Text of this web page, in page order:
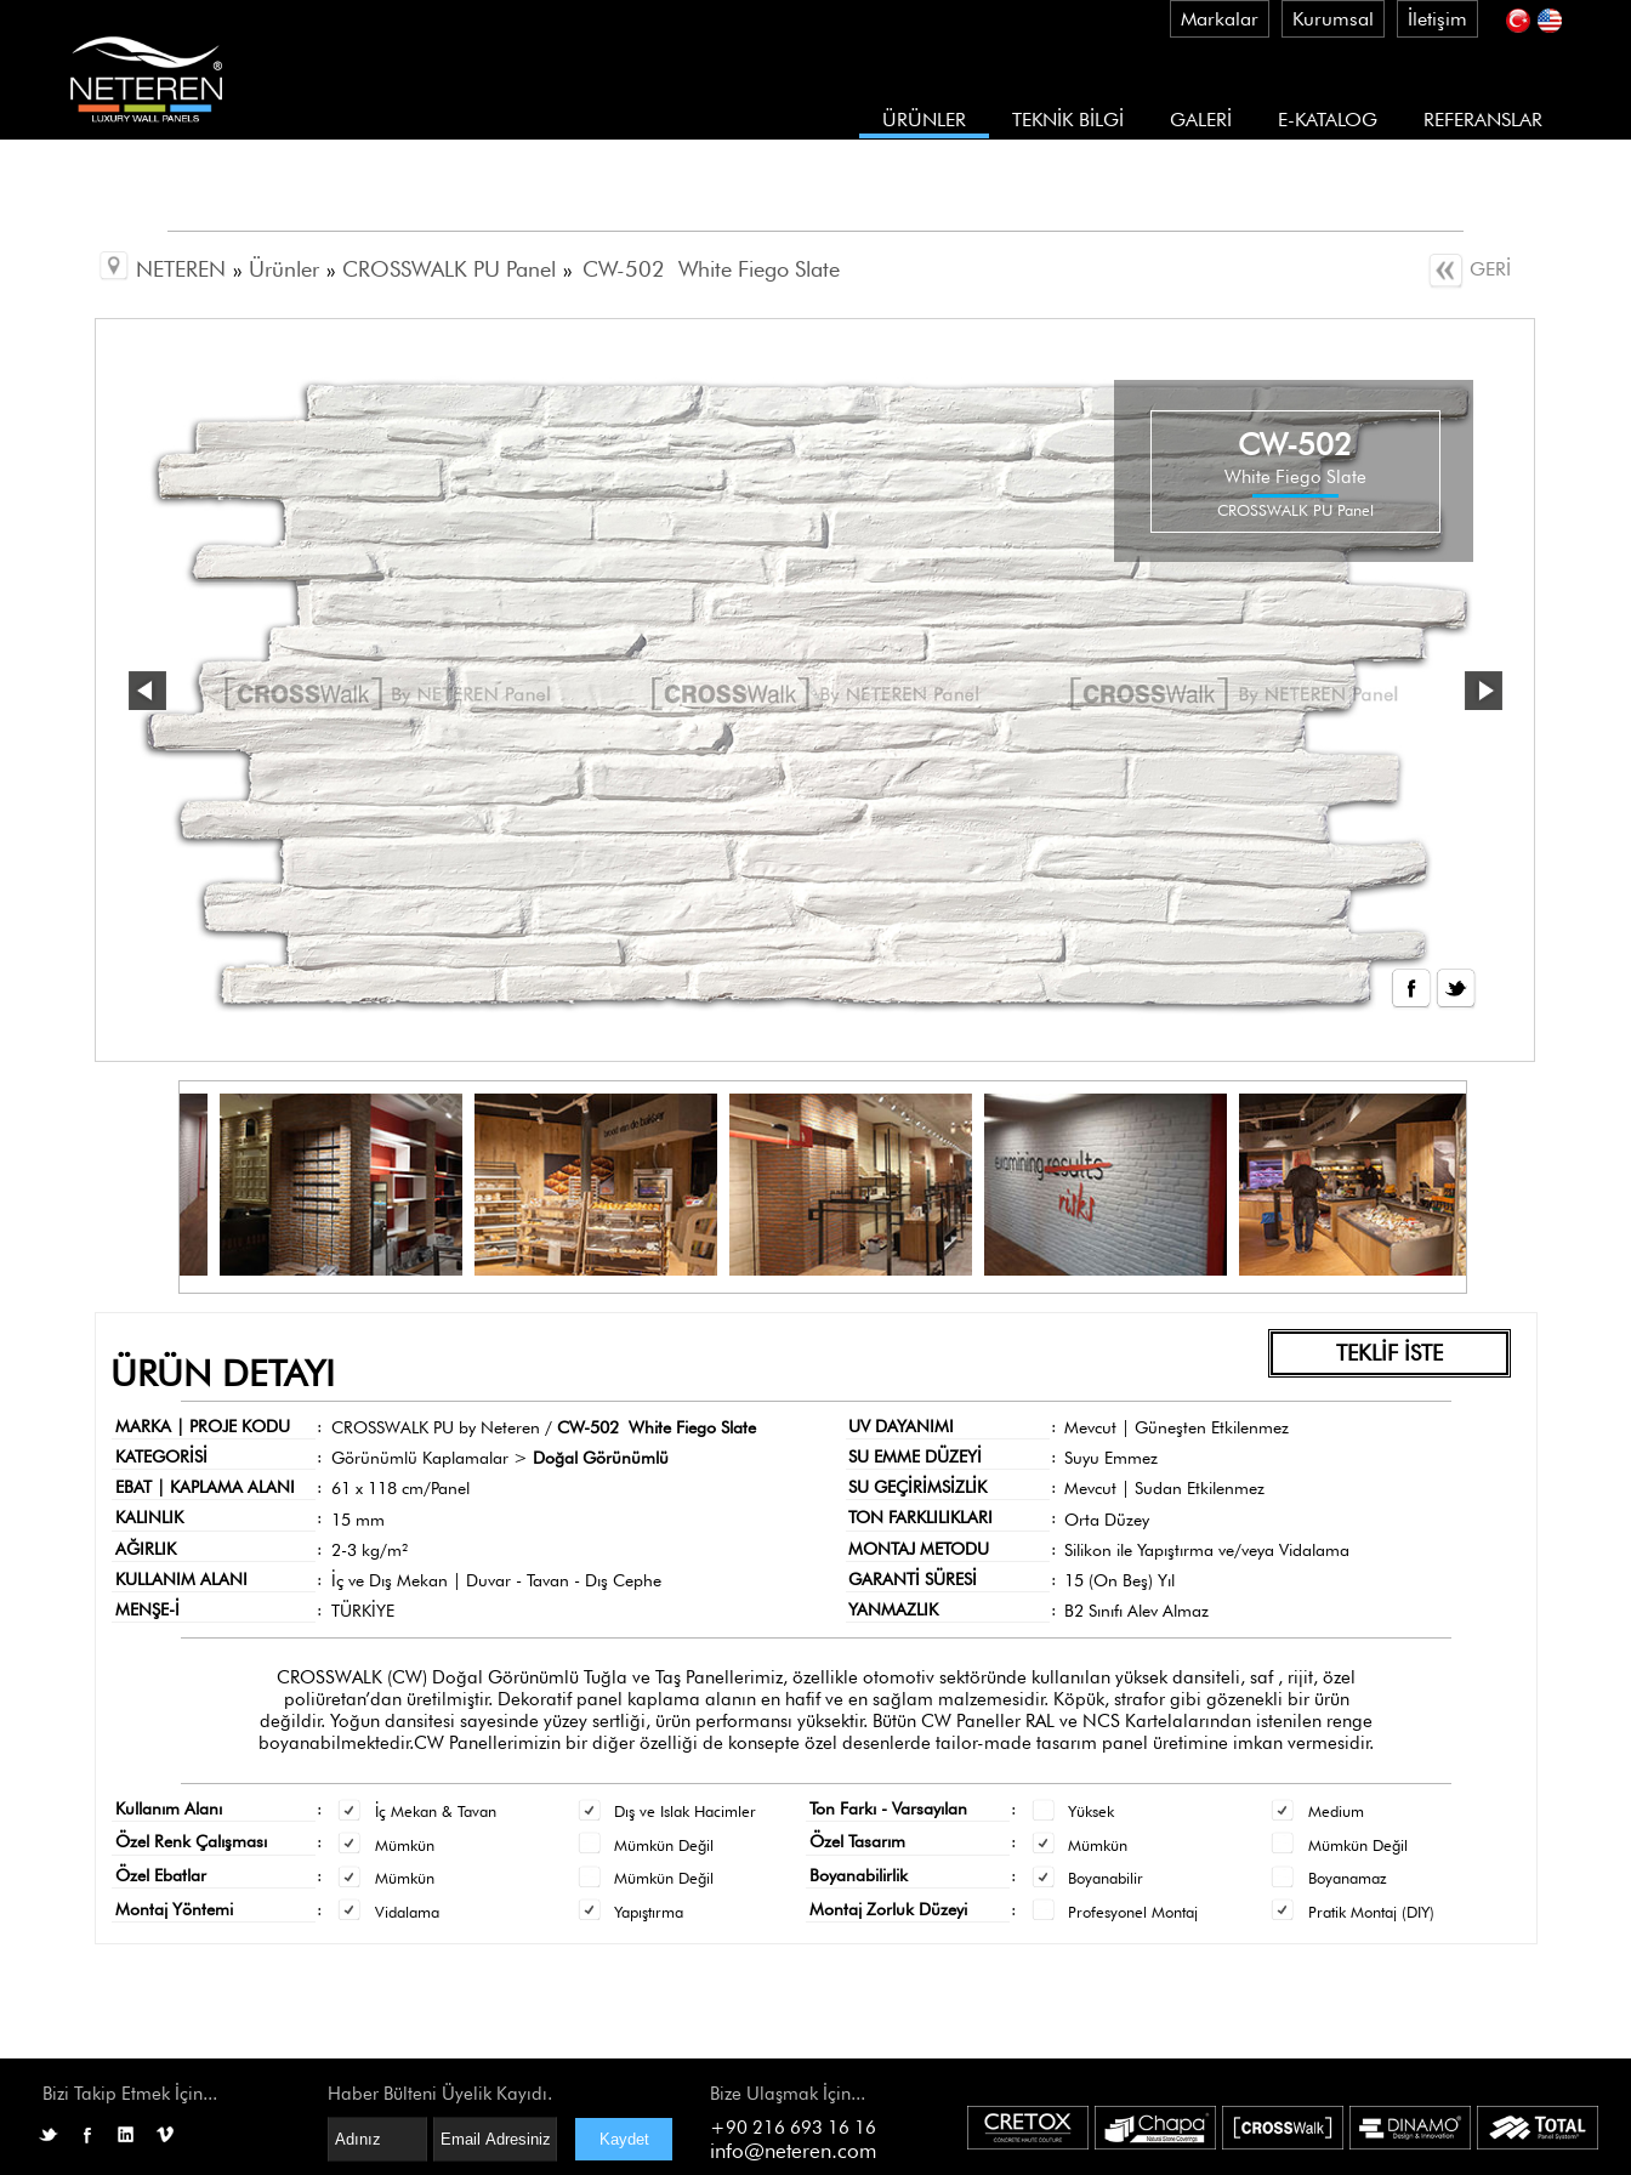
Markalar Kurumsal İletişim
ÜRÜNLER TEKNİK BİLGİ GALERİ E-KATALOG REFERANSLAR
NETEREN » Ürünler » CROSSWALK PU Panel » CW-502 White Fiego Slate GERİ
CW-502
White Fiego Slate
CROSSWALK PU Panel
ÜRÜN DETAYI TEKLİF İSTE
MARKA | PROJE KODU : CROSSWALK PU by Neteren / CW-502 White Fiego Slate UV DAYANIMI : Mevcut | Güneşten Etkilenmez
KATEGORİSİ
: Görünümlü Kaplamalar > Doğal Görünümlü SU EMME DÜZEYİ : Suyu Emmez
EBAT | KAPLAMA ALANI
: 61 x 118 cm/Panel SU GEÇİRİMSİZLİK : Mevcut | Sudan Etkilenmez
KALINLIK
: 15 mm TON FARKLILIKLARI : Orta Düzey
AĞIRLIK
: 2-3 kg/m² MONTAJ METODU : Silikon ile Yapıştırma ve/veya Vidalama
KULLANIM ALANI
: İç ve Dış Mekan | Duvar - Tavan - Dış Cephe GARANTİ SÜRESİ :
15 (On Beş) Yıl
MENŞE-İ
: TÜRKİYE YANMAZLIK : B2 Sınıfı Alev Almaz
CROSSWALK (CW) Doğal Görünümlü Tuğla ve Taş Panellerimiz, özellikle otomotiv sektöründe kullanılan yüksek dansiteli, saf , rijit, özel
poliüretan’dan üretilmiştir. Dekoratif panel kaplama alanın en hafif ve en sağlam malzemesidir. Köpük, strafor gibi gözenekli bir ürün
değildir. Yoğun dansitesi sayesinde yüzey sertliği, ürün performansı yüksektir. Bütün CW Paneller RAL ve NCS Kartelalarından istenilen renge
boyanabilmektedir.CW Panellerimizin bir diğer özelliği de konsepte özel desenlerde tailor-made tasarım panel üretimine imkan vermesidir.
Kullanım Alanı : İç Mekan & Tavan Dış ve Islak Hacimler Ton Farkı - Varsayılan : Yüksek
Medium
Özel Renk Çalışması
: Mümkün Mümkün Değil Özel Tasarım : Mümkün
Mümkün Değil
Özel Ebatlar
: Mümkün Mümkün Değil Boyanabilirlik : Boyanabilir
Boyanamaz
Montaj Yöntemi
: Vidalama Yapıştırma Montaj Zorluk Düzeyi : Profesyonel Montaj Pratik Montaj (DIY)
Bizi Takip Etmek İçin... Haber Bülteni Üyelik Kayıdı.
Bize Ulaşmak İçin...
+90 216 693 16 16
info@neteren.com